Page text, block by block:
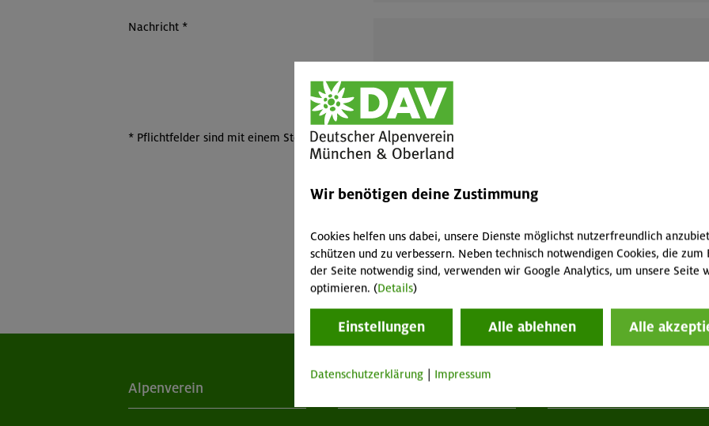
Nachricht *
* Pflichtfelder sind mit einem Sternchen markiert
Alpenverein
Wir benötigen deine Zustimmung
Cookies helfen uns dabei, unsere Dienste möglichst nutzerfreundlich
schützen und zu verbessern. Neben technisch notwendigen Cookies, die zum
der Seite notwendig sind, verwenden wir Google Analytics, um unsere Seite
optimieren. (Details)
Einstellungen Alle ablehnen Alle
Datenschutzerklärung Impressum